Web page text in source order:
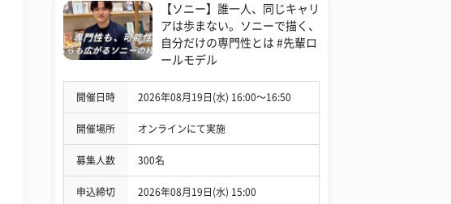
【ソニー】誰一人、同じキャリ
アは歩まない。ソニーで描く、
自分だけの専門性とは #先輩ロ
ールモデル
開催日時 2026年08月19日(水) 16:00〜16:50
開催場所 オンラインにて実施
募集人数 300名
申込締切 2026年08月19日(水) 15:00